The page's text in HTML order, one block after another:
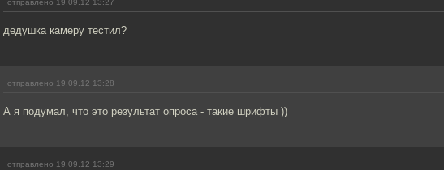
отправлено 19.09.12 13:27
дедушка камеру тестил?
отправлено 19.09.12 13:28
А я подумал, что это результат опроса - такие шрифты ))
отправлено 19.09.12 13:29